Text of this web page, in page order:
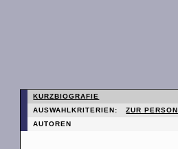
KURZBIOGRAFIE
AUSWAHLKRITERIEN:ZUR PERSON
AUTOREN